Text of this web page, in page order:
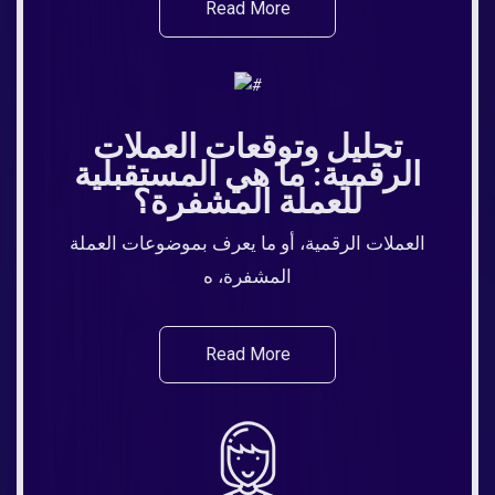
Read More
تحليل وتوقعات العملات
الرقمية: ما هي المستقبلية
للعملة المشفرة؟
العملات الرقمية، أو ما يعرف بموضوعات العملة
المشفرة، ه
Read More